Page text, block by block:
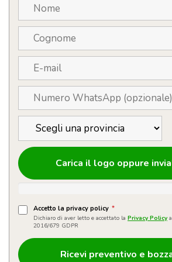
Carica il logo oppure
Accetto la privacy policy *
Dichiaro di aver letto e accettato la Privacy Policy
2016/679 GDPR